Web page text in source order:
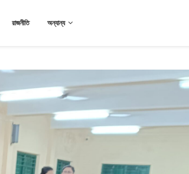
রাজনীতি অন্যান্য